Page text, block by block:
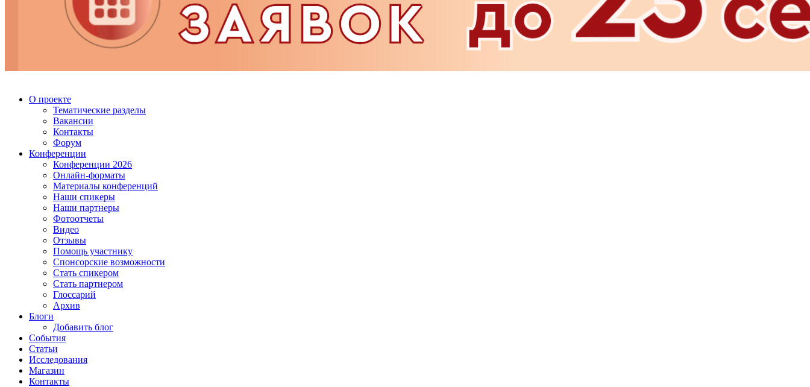
О проекте
Тематические разделы
Вакансии
Контакты
Форум
Конференции
Конференции 2026
Онлайн-форматы
Материалы конференций
Наши спикеры
Наши партнеры
Фотоотчеты
Видео
Отзывы
Помощь участнику
Спонсорские возможности
Стать спикером
Стать партнером
Глоссарий
Архив
Блоги
Добавить блог
События
Статьи
Исследования
Магазин
Контакты